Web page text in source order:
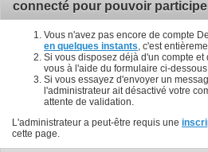
connecté pour pouvoir
Vous n'avez pas encore de compte
en quelques instants , c'est
Si vous disposez déjà d'un compte
vous à l'aide du formulaire ci-dessous.
Si vous essayez d'envoyer un
l'administrateur ait désactivé votre
attente de validation.
L'administrateur a peut-être requis une
cette page.